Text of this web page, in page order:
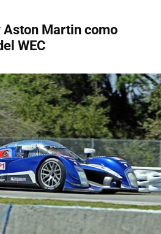
Aston Martin como
WEC